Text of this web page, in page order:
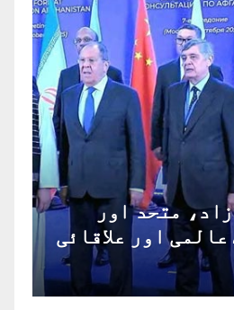
متحد اور
اور علاقائی
ناگزیر ہے